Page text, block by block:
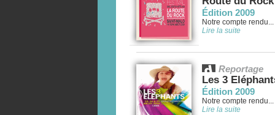
Édition 2009
Notre compte rendu...
Lire la suite
Reportage
Les 3
Édition 2009
Notre compte rendu...
Lire la suite